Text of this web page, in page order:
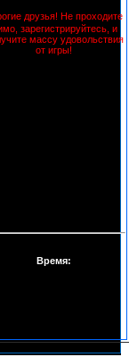
друзья! Не проходите
зарегистрируйтесь, и
массу удовольствия
от игры!
Время: